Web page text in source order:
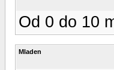
Od 0 do 10
Mladen